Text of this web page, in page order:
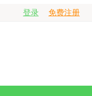
登录 免费注册